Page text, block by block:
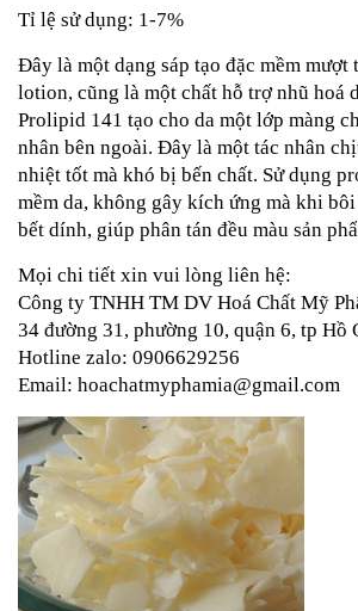
Tỉ lệ sử dụng: 1-7%
Đây là một dạng sáp tạo đặc mềm mượt
lotion, cũng là một chất hỗ trợ nhũ hoá
Prolipid 141 tạo cho da một lớp màng
nhân bên ngoài. Đây là một tác nhân
nhiệt tốt mà khó bị bến chất. Sử dụng
mềm da, không gây kích ứng mà khi
bết dính, giúp phân tán đều màu sản
Mọi chi tiết xin vui lòng liên hệ:
Công ty TNHH TM DV Hoá Chất Mỹ
34 đường 31, phường 10, quận 6, tp Hồ
Hotline zalo: 0906629256
Email: hoachatmyphamia@gmail.com